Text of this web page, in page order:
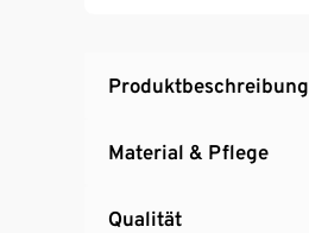
Produktbeschreibung
Material & Pflege
Qualität